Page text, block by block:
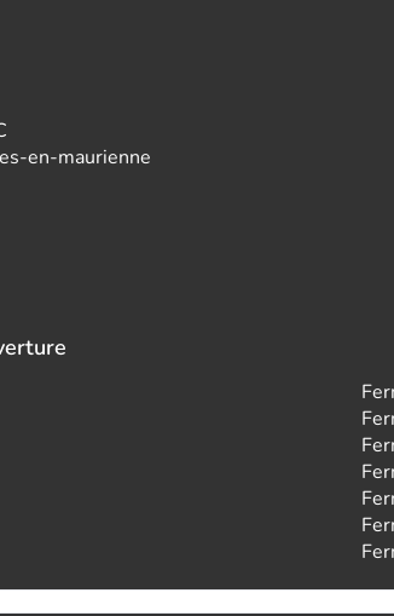
en-maurienne